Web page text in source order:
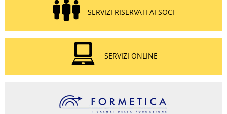
SERVIZI RISERVATI AI SOCI
SERVIZI ONLINE